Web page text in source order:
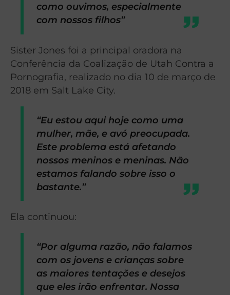
como ouvimos, especialmente
com nossos filhos”
Sister Jones foi a principal oradora na
Conferência da Coalização de Utah Contra a
Pornografia, realizado no dia 10 de março de
2018 em Salt Lake City.
“Eu estou aqui hoje como uma
mulher, mãe, e avó preocupada.
Este problema está afetando
nossos meninos e meninas. Não
estamos falando sobre isso o
bastante.”
Ela continuou:
“Por alguma razão, não falamos
com os jovens e crianças sobre
as maiores tentações e desejos
que eles irão enfrentar. Nossa